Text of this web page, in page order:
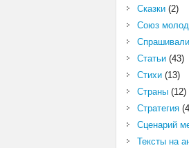
Сказки(2)
Союз
Статьи(43)
Стихи(13)
Страны(12)
Стратегия
Сценарий
Тексты на